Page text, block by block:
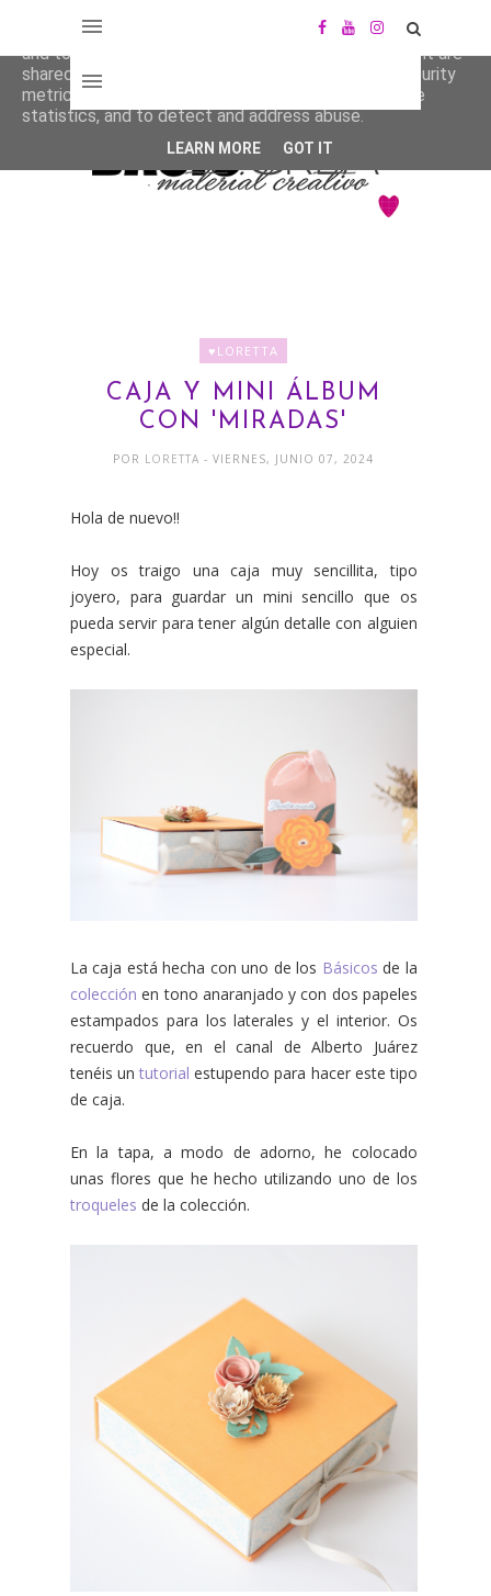
♥LORETTA
CAJA Y MINI ÁLBUM
CON 'MIRADAS'
POR LORETTA- VIERNES, JUNIO 07, 2024
Hola de nuevo!!
Hoy os traigo una caja muy sencillita, tipo
joyero, para guardar un mini sencillo que os
pueda servir para tener algún detalle con alguien
especial.
La caja está hecha con uno de los Básicos de la
colección en tono anaranjado y con dos papeles
estampados para los laterales y el interior. Os
recuerdo que, en el canal de Alberto Juárez
tenéis untutorial estupendo para hacer este tipo
de caja.
En la tapa, a modo de adorno, he colocado
unas flores que he hecho utilizando uno de los
troqueles de la colección.
This site uses cookies from Google to deliver its services
and to analyze traffic. Your IP address and user-agent are
shared with Google along with performance and security
metrics to ensure quality of service, generate usage
statistics, and to detect and address abuse.
LEARN MORE GOT IT